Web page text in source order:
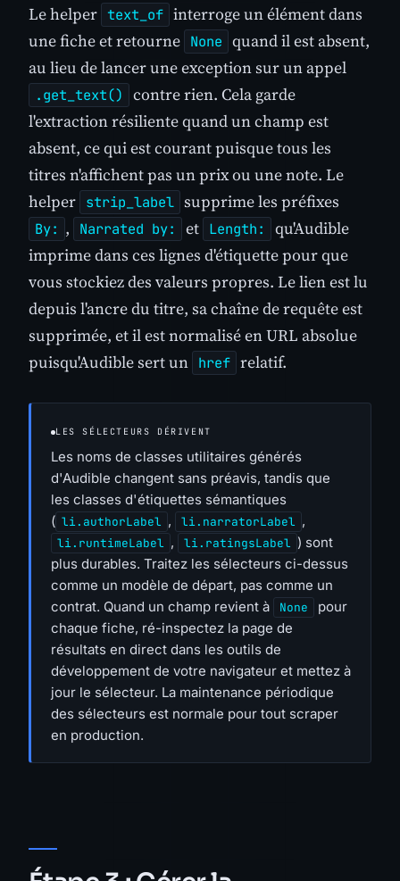
Le helper text_of interroge un élément dans
une fiche et retourne None quand il est absent,
au lieu de lancer une exception sur un appel
.get_text()
contre rien. Cela garde
l'extraction résiliente quand un champ est
absent, ce qui est courant puisque tous les
titres n'affichent pas un prix ou une note. Le
helper strip_label supprime les préfixes
By: , Narrated by: et Length:
qu'Audible
imprime dans ces lignes d'étiquette pour que
vous stockiez des valeurs propres. Le lien est lu
depuis l'ancre du titre, sa chaîne de requête est
supprimée, et il est normalisé en URL absolue
puisqu'Audible sert un href relatif.
LES SÉLECTEURS DÉRIVENT
Les noms de classes utilitaires générés
d'Audible changent sans préavis, tandis que
les classes d'étiquettes sémantiques
( li.authorLabel , li.narratorLabel ,
li.runtimeLabel , li.ratingsLabel ) sont
plus durables. Traitez les sélecteurs ci-dessus
comme un modèle de départ, pas comme un
contrat. Quand un champ revient à
None
pour
chaque fiche, ré-inspectez la page de
résultats en direct dans les outils de
développement de votre navigateur et mettez à
jour le sélecteur. La maintenance périodique
des sélecteurs est normale pour tout scraper
en production.